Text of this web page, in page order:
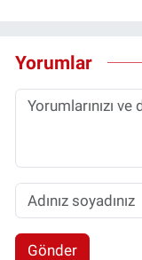
Yorumlar
Gönder